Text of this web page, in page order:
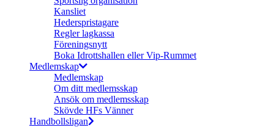
Kansliet
Hederspristagare
Regler lagkassa
Föreningsnytt
Boka Idrottshallen eller Vip-Rummet
Medlemskap
Medlemskap
Om ditt medlemsskap
Ansök om medlemsskap
Skövde HFs Vänner
Handbollsligan